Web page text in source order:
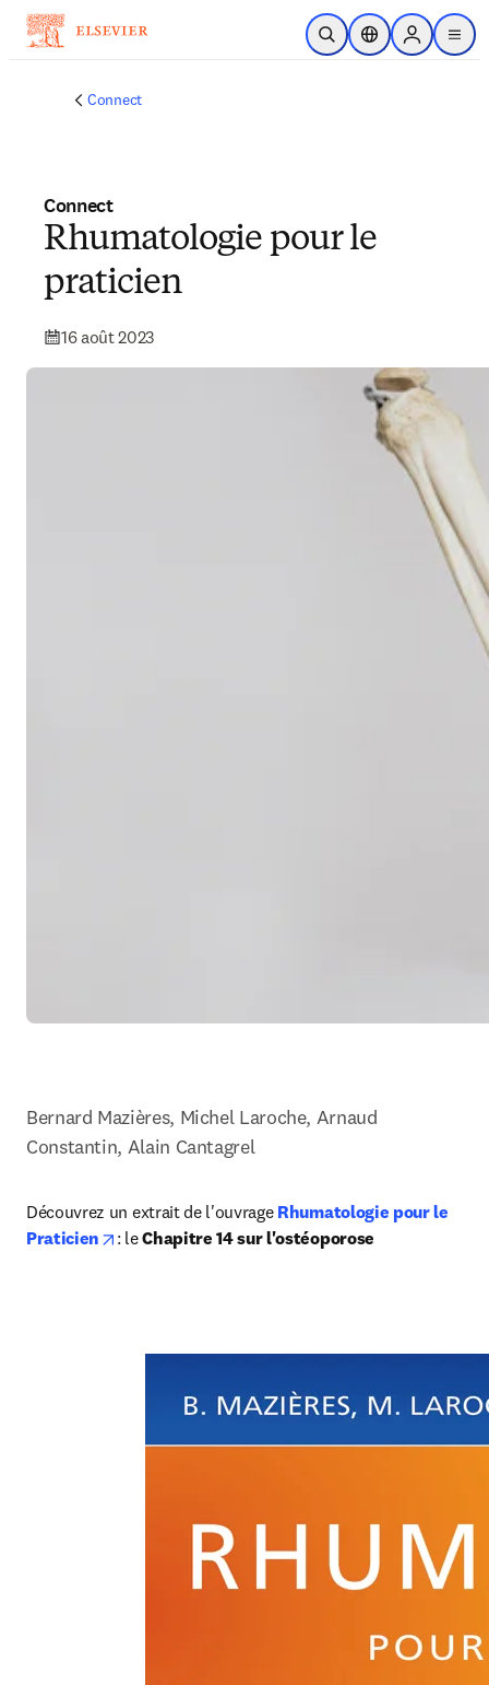
Passer au contenu principal
Ouvrir la recherche
Sélecteur de
Sign in to
menu
Connect
Connect
Rhumatologie pour le
praticien
16 août 2023
Bernard Mazières, Michel Laroche, Arnaud
Constantin, Alain Cantagrel
Découvrez un extrait de l'ouvrage Rhumatologie pour le
Praticien
opens in new tab/window
: le Chapitre 14 sur l'ostéoporose